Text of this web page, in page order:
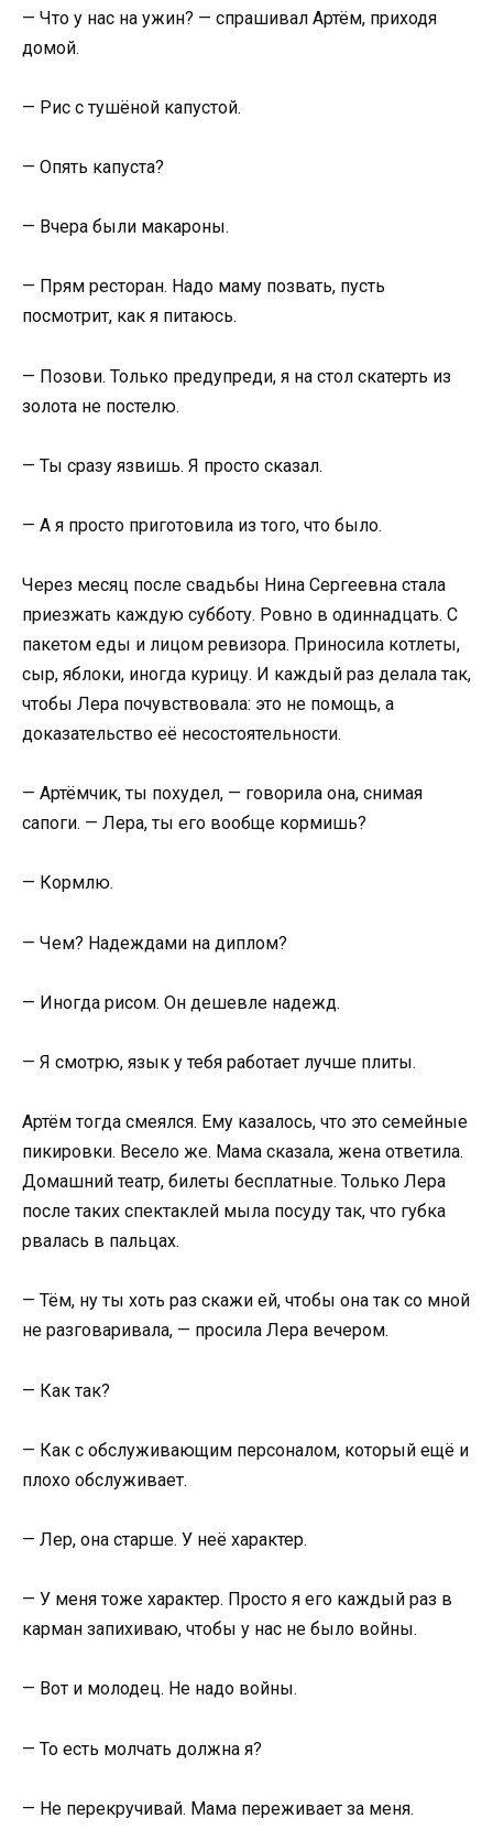
— Что у нас на ужин? — спрашивал Артём, приходя
домой.
— Рис с тушёной капустой.
— Опять капуста?
— Вчера были макароны.
— Прям ресторан. Надо маму позвать, пусть
посмотрит, как я питаюсь.
— Позови. Только предупреди, я на стол скатерть из
золота не постелю.
— Ты сразу язвишь. Я просто сказал.
— А я просто приготовила из того, что было.
Через месяц после свадьбы Нина Сергеевна стала
приезжать каждую субботу. Ровно в одиннадцать. С
пакетом еды и лицом ревизора. Приносила котлеты,
сыр, яблоки, иногда курицу. И каждый раз делала так,
чтобы Лера почувствовала: это не помощь, а
доказательство её несостоятельности.
— Артёмчик, ты похудел, — говорила она, снимая
сапоги. — Лера, ты его вообще кормишь?
— Кормлю.
— Чем? Надеждами на диплом?
— Иногда рисом. Он дешевле надежд.
— Я смотрю, язык у тебя работает лучше плиты.
Артём тогда смеялся. Ему казалось, что это семейные
пикировки. Весело же. Мама сказала, жена ответила.
Домашний театр, билеты бесплатные. Только Лера
после таких спектаклей мыла посуду так, что губка
рвалась в пальцах.
— Тём, ну ты хоть раз скажи ей, чтобы она так со мной
не разговаривала, — просила Лера вечером.
— Как так?
— Как с обслуживающим персоналом, который ещё и
плохо обслуживает.
— Лер, она старше. У неё характер.
— У меня тоже характер. Просто я его каждый раз в
карман запихиваю, чтобы у нас не было войны.
— Вот и молодец. Не надо войны.
— То есть молчать должна я?
— Не перекручивай. Мама переживает за меня.